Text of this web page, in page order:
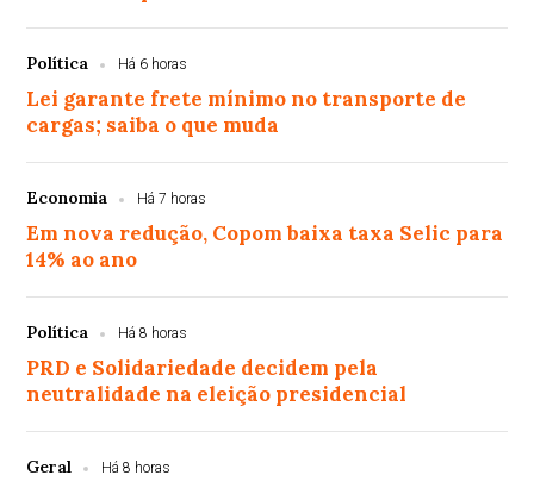
Política Há 6 horas
Lei garante frete mínimo no transporte de
cargas; saiba o que muda
Economia Há 7 horas
Em nova redução, Copom baixa taxa Selic para
14% ao ano
Política Há 8 horas
PRD e Solidariedade decidem pela
neutralidade na eleição presidencial
Geral Há 8 horas